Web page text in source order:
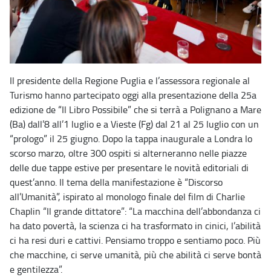
Il presidente della Regione Puglia e l’assessora regionale al
Turismo hanno partecipato oggi alla presentazione della 25a
edizione de “Il Libro Possibile” che si terrà a Polignano a Mare
(Ba) dall’8 all’1 luglio e a Vieste (Fg) dal 21 al 25 luglio con un
“prologo” il 25 giugno. Dopo la tappa inaugurale a Londra lo
scorso marzo, oltre 300 ospiti si alterneranno nelle piazze
delle due tappe estive per presentare le novità editoriali di
quest’anno. Il tema della manifestazione è “Discorso
all’Umanità”, ispirato al monologo finale del film di Charlie
Chaplin “Il grande dittatore”: “La macchina dell’abbondanza ci
ha dato povertà, la scienza ci ha trasformato in cinici, l’abilità
ci ha resi duri e cattivi. Pensiamo troppo e sentiamo poco. Più
che macchine, ci serve umanità, più che abilità ci serve bontà
e gentilezza”.